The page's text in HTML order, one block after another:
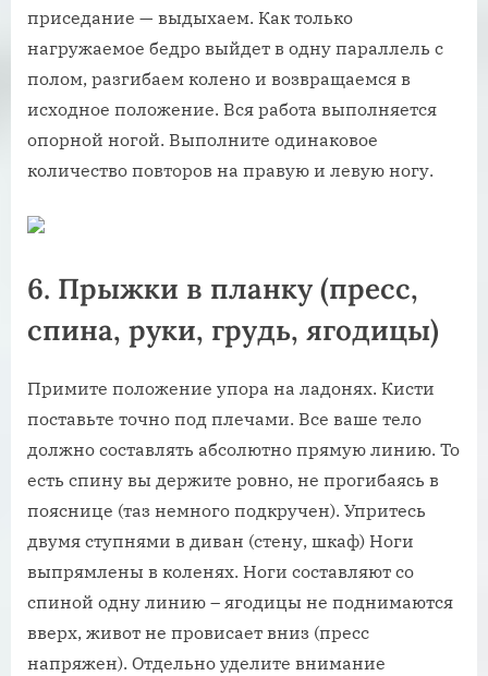
приседание — выдыхаем. Как только
нагружаемое бедро выйдет в одну параллель с
полом, разгибаем колено и возвращаемся в
исходное положение. Вся работа выполняется
опорной ногой. Выполните одинаковое
количество повторов на правую и левую ногу.
6. Прыжки в планку (пресс,
спина, руки, грудь, ягодицы)
Примите положение упора на ладонях. Кисти
поставьте точно под плечами. Все ваше тело
должно составлять абсолютно прямую линию. То
есть спину вы держите ровно, не прогибаясь в
пояснице (таз немного подкручен). Упритесь
двумя ступнями в диван (стену, шкаф) Ноги
выпрямлены в коленях. Ноги составляют со
спиной одну линию – ягодицы не поднимаются
вверх, живот не провисает вниз (пресс
напряжен). Отдельно уделите внимание